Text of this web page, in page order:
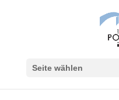
Seite wählen